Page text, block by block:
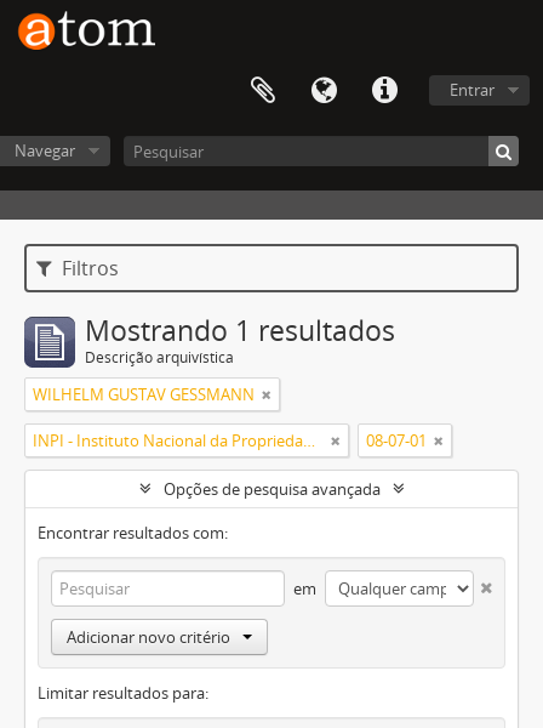
Entrar
Navegar
Filtros
Mostrando 1 resultados
Descrição arquivística
WILHELM GUSTAV GESSMANN
INPI - Instituto Nacional da Propriedade Industrial 08-07-01
Opções de pesquisa avançada
Encontrar resultados com:
em
Adicionar novo critério
Limitar resultados para: